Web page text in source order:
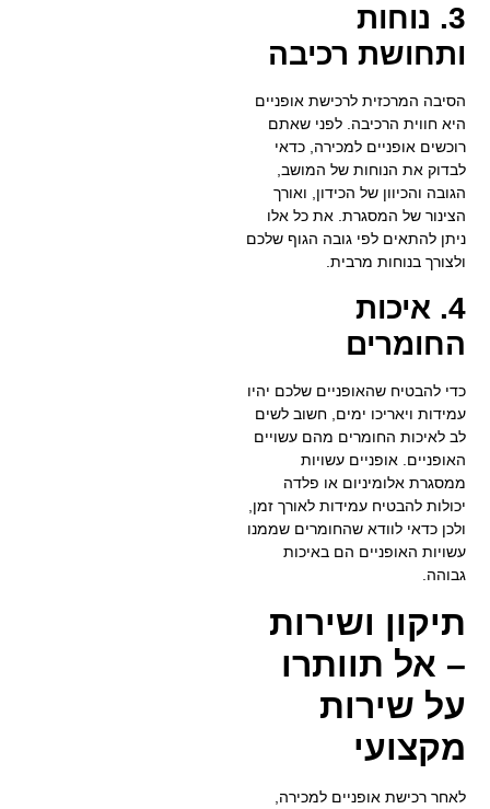
3. נוחות
ותחושת רכיבה
הסיבה המרכזית לרכישת אופניים
היא חווית הרכיבה. לפני שאתם
רוכשים אופניים למכירה, כדאי
לבדוק את הנוחות של המושב,
הגובה והכיוון של הכידון, ואורך
הצינור של המסגרת. את כל אלו
ניתן להתאים לפי גובה הגוף שלכם
ולצורך בנוחות מרבית.
4. איכות
החומרים
כדי להבטיח שהאופניים שלכם יהיו
עמידות ויאריכו ימים, חשוב לשים
לב לאיכות החומרים מהם עשויים
האופניים. אופניים עשויות
ממסגרת אלומיניום או פלדה
יכולות להבטיח עמידות לאורך זמן,
ולכן כדאי לוודא שהחומרים שממנו
עשויות האופניים הם באיכות
גבוהה.
תיקון ושירות
– אל תוותרו
על שירות
מקצועי
לאחר רכישת אופניים למכירה,